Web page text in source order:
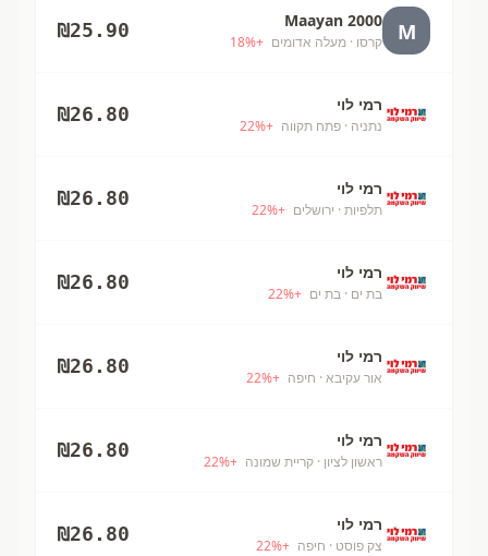
M
Maayan 2000
קרסו · מעלה אדומים +
18%
₪25.90
רמי לוי
נתניה · פתח תקווה +
22%
₪26.80
רמי לוי
תלפיות · ירושלים +
22%
₪26.80
רמי לוי
בת ים · בת ים +
22%
₪26.80
רמי לוי
אור עקיבא · חיפה +
22%
₪26.80
רמי לוי
ראשון לציון · קריית שמונה +
22%
₪26.80
רמי לוי
צק פוסט · חיפה +
22%
₪26.80